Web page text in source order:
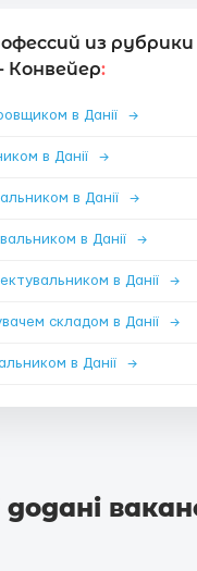
из
Конвейер:
в Данії →
в Данії →
в Данії →
в Данії →
в Данії →
складом в Данії →
в Данії →